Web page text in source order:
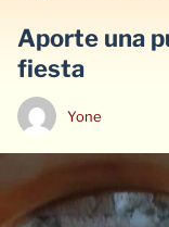
Aporte una
fiesta
Yone